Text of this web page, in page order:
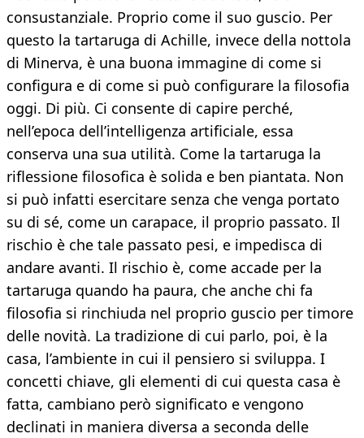
consustanziale. Proprio come il suo guscio. Per
questo la tartaruga di Achille, invece della nottola
di Minerva, è una buona immagine di come si
configura e di come si può configurare la filosofia
oggi. Di più. Ci consente di capire perché,
nell’epoca dell’intelligenza artificiale, essa
conserva una sua utilità. Come la tartaruga la
riflessione filosofica è solida e ben piantata. Non
si può infatti esercitare senza che venga portato
su di sé, come un carapace, il proprio passato. Il
rischio è che tale passato pesi, e impedisca di
andare avanti. Il rischio è, come accade per la
tartaruga quando ha paura, che anche chi fa
filosofia si rinchiuda nel proprio guscio per timore
delle novità. La tradizione di cui parlo, poi, è la
casa, l’ambiente in cui il pensiero si sviluppa. I
concetti chiave, gli elementi di cui questa casa è
fatta, cambiano però significato e vengono
declinati in maniera diversa a seconda delle